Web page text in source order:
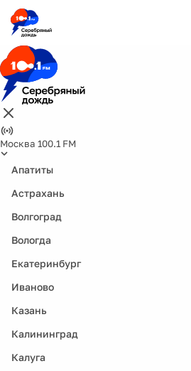
Москва 100.1 FM
Апатиты
Астрахань
Волгоград
Вологда
Екатеринбург
Иваново
Казань
Калининград
Калуга